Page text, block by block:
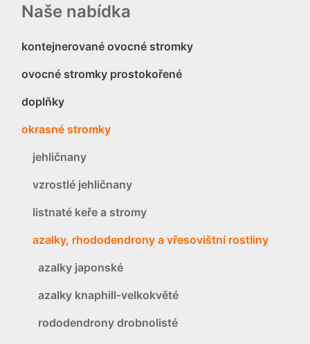
Naše nabídka
kontejnerované ovocné stromky
ovocné stromky prostokořené
doplňky
okrasné stromky
jehličnany
vzrostlé jehličnany
listnaté keře a stromy
azalky, rhododendrony a vřesovištní rostliny
azalky japonské
azalky knaphill-velkokvěté
rododendrony drobnolisté